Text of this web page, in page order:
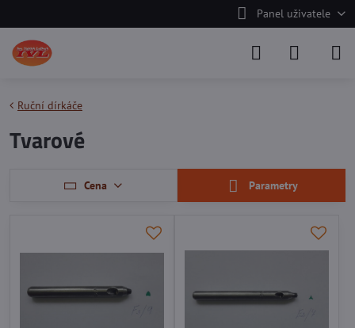
Panel uživatele
Ruční dírkáče
Tvarové
Cena Parametry